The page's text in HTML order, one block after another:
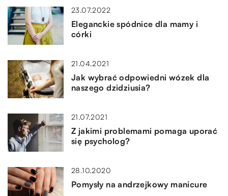
23.07.2022
Eleganckie spódnice dla mamy i
córki
21.04.2021
Jak wybrać odpowiedni wózek dla
naszego dzidziusia?
21.07.2021
Z jakimi problemami pomaga uporać
się psycholog?
28.10.2020
Pomysły na andrzejkowy manicure